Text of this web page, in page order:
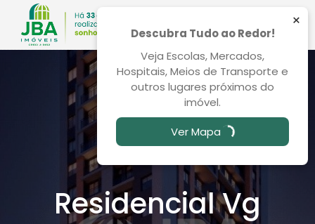
Residencial Vg
×
Descubra Tudo ao Redor!
Veja Escolas, Mercados,
Hospitais, Meios de Transporte e
outros lugares próximos do
imóvel.
Ver Mapa